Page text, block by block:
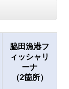
脇田漁港フ
ィッシャリ
ーナ
（2箇所）